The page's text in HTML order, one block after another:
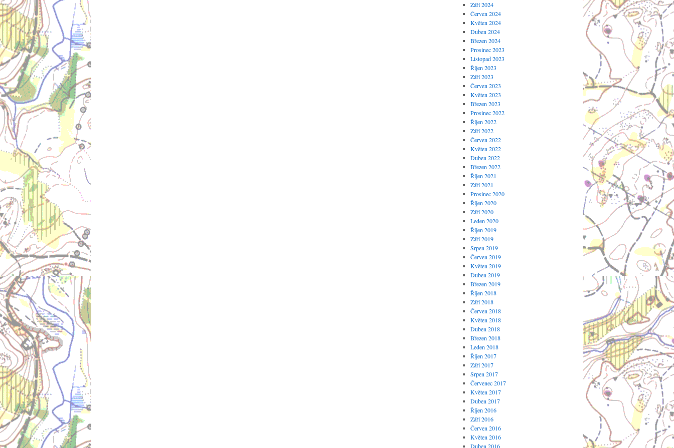
Září 2024
Červen 2024
Květen 2024
Duben 2024
Březen 2024
Prosinec 2023
Listopad 2023
Říjen 2023
Září 2023
Červen 2023
Květen 2023
Březen 2023
Prosinec 2022
Říjen 2022
Září 2022
Červen 2022
Květen 2022
Duben 2022
Březen 2022
Říjen 2021
Září 2021
Prosinec 2020
Říjen 2020
Září 2020
Leden 2020
Říjen 2019
Září 2019
Srpen 2019
Červen 2019
Květen 2019
Duben 2019
Březen 2019
Říjen 2018
Září 2018
Červen 2018
Květen 2018
Duben 2018
Březen 2018
Leden 2018
Říjen 2017
Září 2017
Srpen 2017
Červenec 2017
Květen 2017
Duben 2017
Říjen 2016
Září 2016
Červen 2016
Květen 2016
Duben 2016